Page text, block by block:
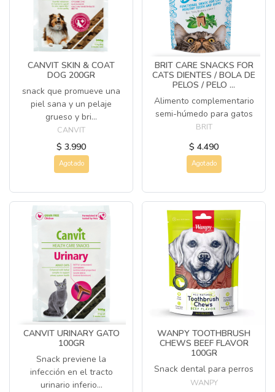
CANVIT SKIN & COAT
DOG 200GR
snack que promueve una
piel sana y un pelaje
grueso y bri...
CANVIT
$ 3.990
Agotado
BRIT CARE SNACKS FOR
CATS DIENTES / BOLA DE
PELOS / PELO ...
Alimento complementario
semi-húmedo para gatos
BRIT
$ 4.490
Agotado
CANVIT URINARY GATO
100GR
Snack previene la
infección en el tracto
urinario inferio...
WANPY TOOTHBRUSH
CHEWS BEEF FLAVOR
100GR
Snack dental para perros
WANPY